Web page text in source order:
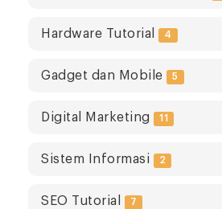
Hardware Tutorial 4
Gadget dan Mobile 5
Digital Marketing 11
Sistem Informasi 2
SEO Tutorial 7